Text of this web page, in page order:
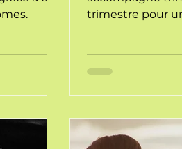
trimestre pour